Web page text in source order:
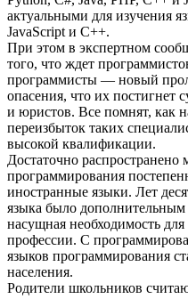
актуальными для изучения
JavaScript и С++.
При этом в экспертном
того, что ждет
программисты — новый
опасения, что их постигнет
и юристов. Все помнят, как
переизбыток таких
высокой квалификации.
Достаточно распространено
программирования
иностранные языки. Лет
языка было
насущная необходимость для
профессии. С
языков программирования
населения.
Родители школьников